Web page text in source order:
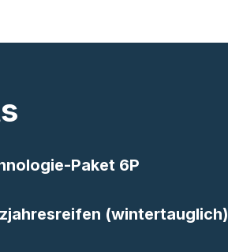
Paket 6P
(wintertauglich)